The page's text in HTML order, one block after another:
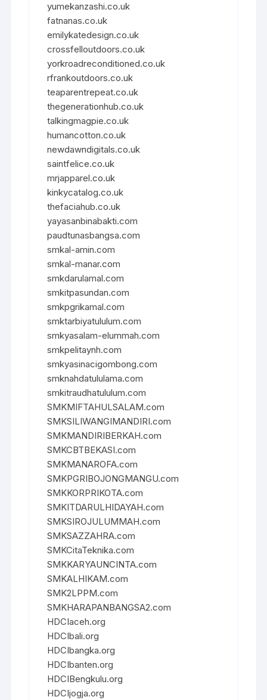
yumekanzashi.co.uk
fatnanas.co.uk
emilykatedesign.co.uk
crossfelloutdoors.co.uk
yorkroadreconditioned.co.uk
rfrankoutdoors.co.uk
teaparentrepeat.co.uk
thegenerationhub.co.uk
talkingmagpie.co.uk
humancotton.co.uk
newdawndigitals.co.uk
saintfelice.co.uk
mrjapparel.co.uk
kinkycatalog.co.uk
thefaciahub.co.uk
yayasanbinabakti.com
paudtunasbangsa.com
smkal-amin.com
smkal-manar.com
smkdarulamal.com
smkitpasundan.com
smkpgrikamal.com
smktarbiyatululum.com
smkyasalam-elummah.com
smkpelitaynh.com
smkyasinacigombong.com
smknahdatululama.com
smkitraudhatululum.com
SMKMIFTAHULSALAM.com
SMKSILIWANGIMANDIRI.com
SMKMANDIRIBERKAH.com
SMKCBTBEKASI.com
SMKMANAROFA.com
SMKPGRIBOJONGMANGU.com
SMKKORPRIKOTA.com
SMKITDARULHIDAYAH.com
SMKSIROJULUMMAH.com
SMKSAZZAHRA.com
SMKCitaTeknika.com
SMKKARYAUNCINTA.com
SMKALHIKAM.com
SMK2LPPM.com
SMKHARAPANBANGSA2.com
HDCIaceh.org
HDCIbali.org
HDCIbangka.org
HDCIbanten.org
HDCIBengkulu.org
HDCIjogja.org